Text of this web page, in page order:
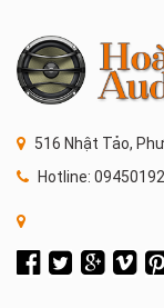
516 Nhật Tảo,
Hotline: